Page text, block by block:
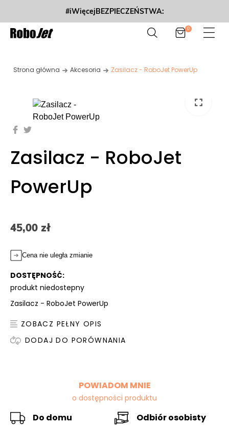
#iWięcejBEZPIECZEŃSTWA:
0
Strona główna Akcesoria Zasilacz - RoboJet PowerUp
fullscreen
Zasilacz - RoboJet
PowerUp
45,00 zł
Cena nie uległa zmianie
DOSTĘPNOŚĆ:
produkt niedostepny
Zasilacz - RoboJet PowerUp
ZOBACZ PEŁNY OPIS
DODAJ DO PORÓWNANIA
POWIADOM MNIE
o dostępności produktu
Do domu Odbiór osobisty